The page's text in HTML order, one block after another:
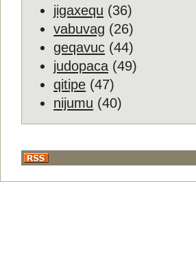
jigaxequ (36)
vabuvag (26)
geqavuc (44)
judopaca (49)
qitipe (47)
nijumu (40)